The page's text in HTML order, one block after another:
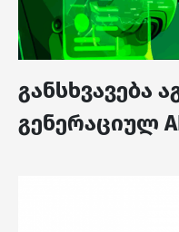
განსხვავება
გენერაციულ